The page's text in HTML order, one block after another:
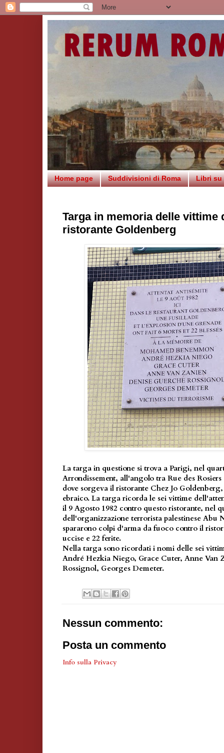
Home page Suddivisioni di Roma Libri su
Targa in memoria delle vittime
ristorante Goldenberg
La targa in questione si trova a Parigi, nel
Arrondissement, all'angolo tra Rue des
dove sorgeva il ristorante Chez Jo
ebraico. La targa ricorda le sei vittime
il 9 Agosto 1982 contro questo ristorante, nel
dell'organizzazione terrorista palestinese Abu
spararono colpi d'arma da fuoco contro il
uccise e 22 ferite.
Nella targa sono ricordati i nomi delle sei
André Hezkia Niego, Grace Cuter, Anne Van
Rossignol, Georges Demeter.
Nessun commento:
Posta un commento
Info sulla Privacy